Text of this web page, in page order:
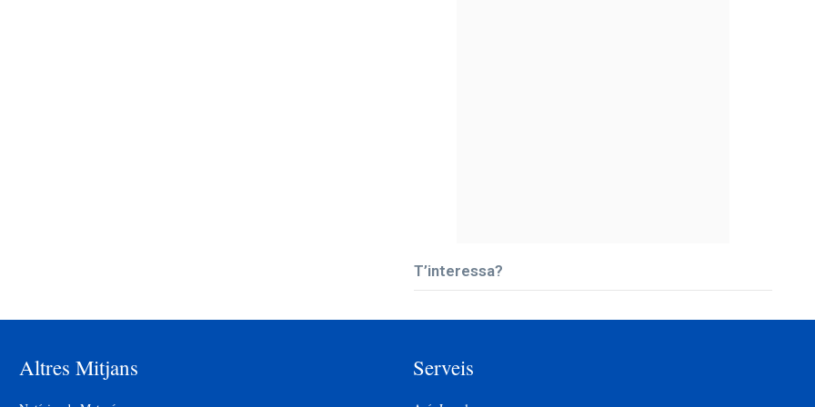
T’interessa?
Altres Mitjans Serveis